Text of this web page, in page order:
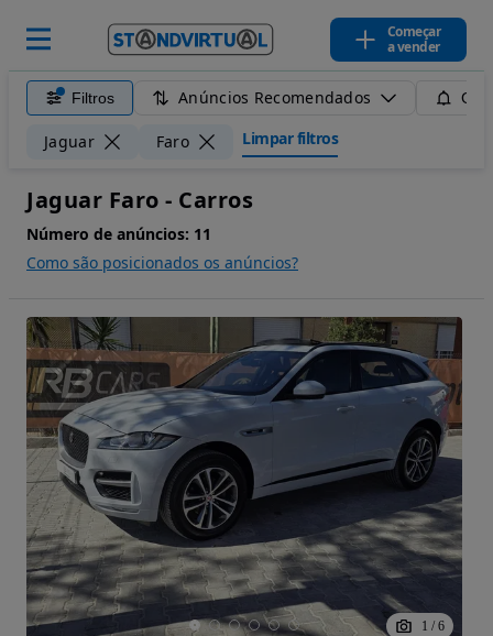
Começar
a vender
Filtros Anúncios Recomendados
Jaguar Faro Limpar filtros
Jaguar Faro - Carros
Número de anúncios: 11
Como são posicionados os anúncios?
1 / 6